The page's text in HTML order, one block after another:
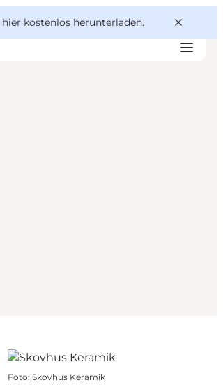
hier kostenlos herunterladen.
Foto: Skovhus Keramik